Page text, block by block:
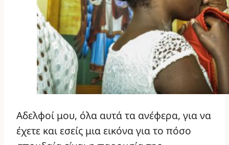
Αδελφοί μου, όλα αυτά τα ανέφερα, για να
έχετε και εσείς μια εικόνα για το πόσο